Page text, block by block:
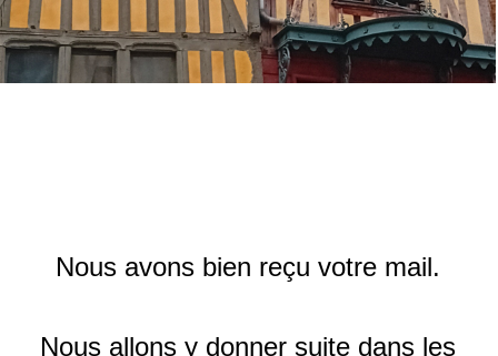
Nous avons bien reçu votre mail.
Nous allons y donner suite dans les